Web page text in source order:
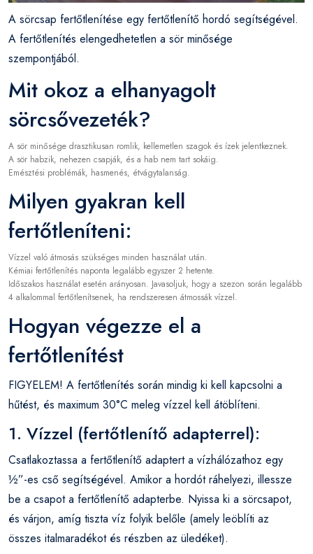
A sörcsap fertőtlenítése egy fertőtlenítő hordó segítségével.
A fertőtlenítés elengedhetetlen a sör minősége
szempontjából.
Mit okoz a elhanyagolt
sörcsővezeték?
A sör minősége drasztikusan romlik, kellemetlen szagok és ízek jelentkeznek.
A sör habzik, nehezen csapják, és a hab nem tart sokáig.
Emésztési problémák, hasmenés, étvágytalanság.
Milyen gyakran kell
fertőtleníteni:
Vízzel való átmosás szükséges minden használat után.
Kémiai fertőtlenítés naponta legalább egyszer 2 hetente.
Időszakos használat esetén arányosan. Javasoljuk, hogy a szezon során legalább
4 alkalommal fertőtlenítsenek, ha rendszeresen átmossák vízzel.
Hogyan végezze el a
fertőtlenítést
FIGYELEM! A fertőtlenítés során mindig ki kell kapcsolni a
hűtést, és maximum 30°C meleg vízzel kell átöblíteni.
1. Vízzel (fertőtlenítő adapterrel):
Csatlakoztassa a fertőtlenítő adaptert a vízhálózathoz egy
½”-es cső segítségével. Amikor a hordót ráhelyezi, illessze
be a csapot a fertőtlenítő adapterbe. Nyissa ki a sörcsapot,
és várjon, amíg tiszta víz folyik belőle (amely leöblíti az
összes italmaradékot és részben az üledéket).